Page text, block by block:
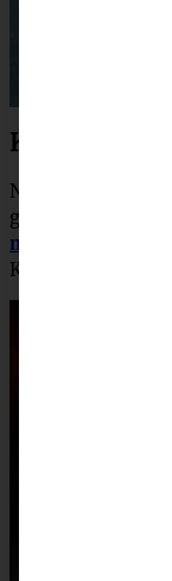
Klassische
Natürlich findet
gelingsichere
mit Marmelade
Kuchenteller